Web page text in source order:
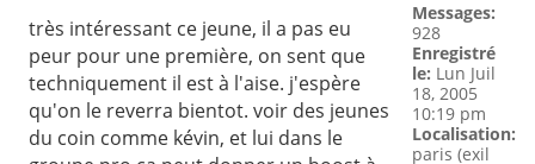
très intéressant ce jeune, il a pas eu
peur pour une première, on sent que
techniquement il est à l'aise. j'espère
qu'on le reverra bientot. voir des jeunes
du coin comme kévin, et lui dans le
Messages:
928
Enregistré
le: Lun Juil
18, 2005
10:19 pm
Localisation:
paris (exil